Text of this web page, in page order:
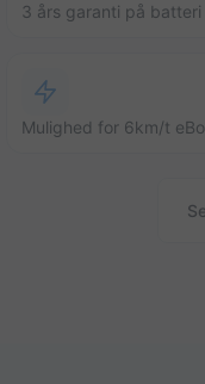
3 års garanti på batteri
Mulighed for 6km/t